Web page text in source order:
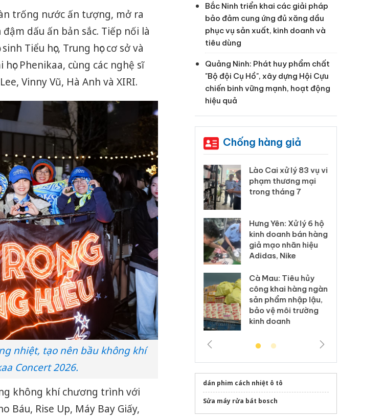
trống nước ấn tượng, mở ra
dấu ấn bản sắc. Tiếp nối là
Tiểu học, Trung học cơ sở và
Phenikaa, cùng các nghệ sĩ
Vinny Vũ, Hà Anh và XIRI.
nhiệt, tạo nên bầu không khí
Concert 2026.
không khí chương trình với
Báu, Rise Up, Máy Bay Giấy,
Bắc Ninh triển khai các giải pháp
bảo đảm cung ứng đủ xăng dầu
phục vụ sản xuất, kinh doanh và
tiêu dùng
Quảng Ninh: Phát huy phẩm chất
"Bộ đội Cụ Hồ", xây dựng Hội Cựu
chiến binh vững mạnh, hoạt động
hiệu quả
Chống hàng giả
Công an Thanh Hóa
tìm bị hại trong vụ
án sản xuất, buôn
bán yến sào giả
hại trong vụ án buôn
bán bình sữa
Moyuum giả
An Giang: Đối tượng
chủ mưu đường dây
bán hàng giả tại Phú
Quốc ra đầu thú
Lào Cai xử lý 83 vụ vi
phạm thương mại
trong tháng 7
Hưng Yên: Xử lý 6 hộ
kinh doanh bán hàng
giả mạo nhãn hiệu
Adidas, Nike
Cà Mau: Tiêu hủy
công khai hàng ngàn
sản phẩm nhập lậu,
bảo vệ môi trường
kinh doanh
dán phim cách nhiệt ô tô
Sửa máy rửa bát bosch